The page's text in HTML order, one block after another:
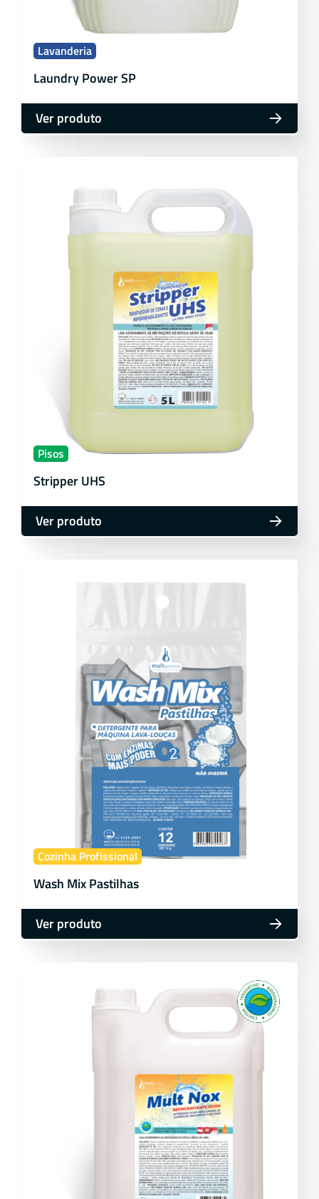
Lavanderia
Laundry Power SP
Ver produto
Pisos
Stripper UHS
Ver produto
Cozinha Profissional
Wash Mix Pastilhas
Ver produto